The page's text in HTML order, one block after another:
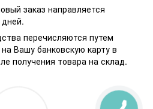
заказ направляется
перечисляются путем
Вашу банковскую карту в
получения товара на склад.